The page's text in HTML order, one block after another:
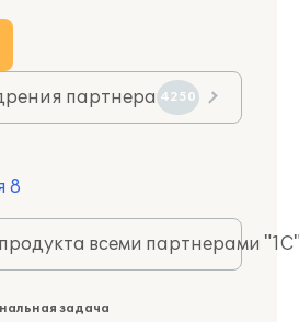
партнера 4250
8
всеми партнерами
задача